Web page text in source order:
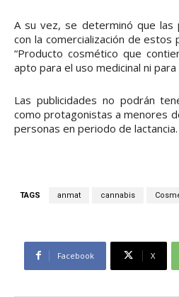
A su vez, se determinó que las
con la comercialización de estos
“Producto cosmético que
apto para el uso medicinal ni para
Las publicidades no podrán
como protagonistas a menores
personas en periodo de lactancia.
TAGS anmat cannabis
Facebook X